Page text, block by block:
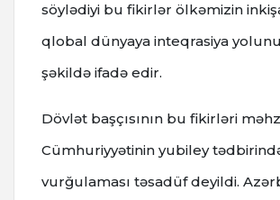
söylədiyi bu fikirlər ölkəmizin
qlobal dünyaya inteqrasiya
şəkildə ifadə edir.
Dövlət başçısının bu fikirləri
Cümhuriyyətinin yubiley
vurğulaması təsadüf deyildi.